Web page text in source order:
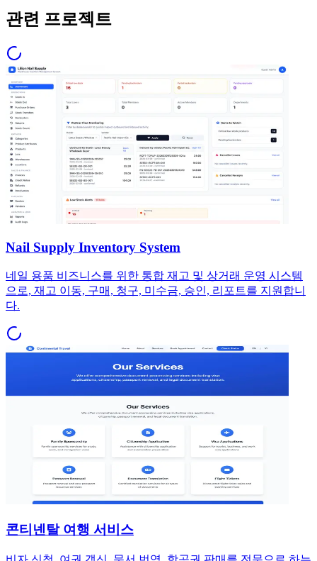
관련 프로젝트
Nail Supply Inventory System
네일 용품 비즈니스를 위한 통합 재고 및 상거래 운영 시스템
으로, 재고 이동, 구매, 청구, 미수금, 승인, 리포트를 지원합니
다.
콘티넨탈 여행 서비스